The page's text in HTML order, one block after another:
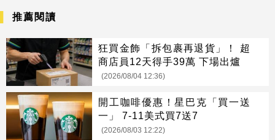
推薦閱讀
狂買金飾「拆包裹再退貨」！ 超
商店員12天得手39萬 下場出爐
(2026/08/04 12:36)
開工咖啡優惠！星巴克「買一送
一」 7-11美式買7送7
(2026/08/03 12:22)